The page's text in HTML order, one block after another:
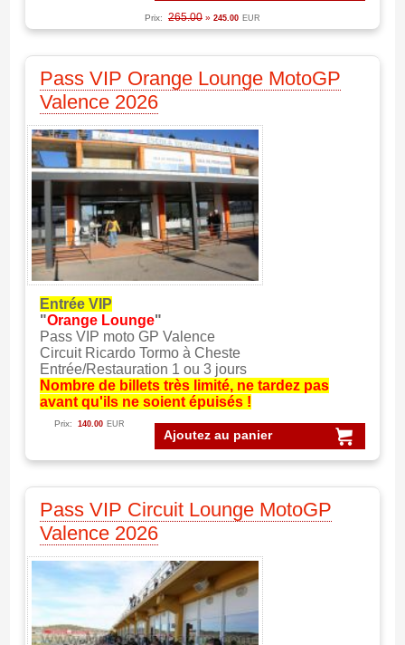
Prix: 265.00 » 245.00 EUR
Pass VIP Orange Lounge MotoGP
Valence 2026
Entrée VIP
"Orange Lounge"
Pass VIP moto GP Valence
Circuit Ricardo Tormo à Cheste
Entrée/Restauration 1 ou 3 jours
Nombre de billets très limité, ne tardez pas
avant qu'ils ne soient épuisés !
Ajoutez au panier
Prix: 140.00 EUR
Pass VIP Circuit Lounge MotoGP
Valence 2026